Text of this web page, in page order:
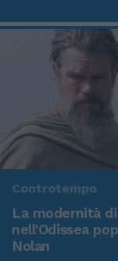
Controtempo
La modernità
nell'Odissea
Nolan